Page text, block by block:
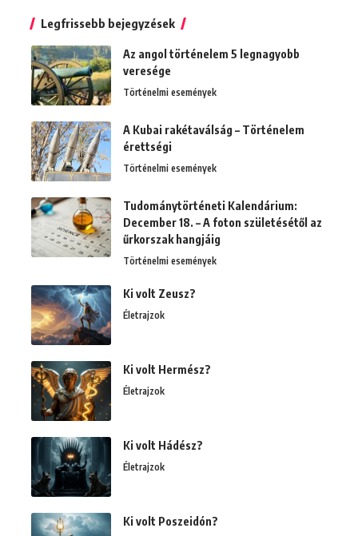
Legfrissebb bejegyzések
Az angol történelem 5 legnagyobb
veresége
Történelmi események
A Kubai rakétaválság – Történelem
érettségi
Történelmi események
Tudománytörténeti Kalendárium:
December 18. – A foton születésétől az
űrkorszak hangjáig
Történelmi események
Ki volt Zeusz?
Életrajzok
Ki volt Hermész?
Életrajzok
Ki volt Hádész?
Életrajzok
Ki volt Poszeidón?